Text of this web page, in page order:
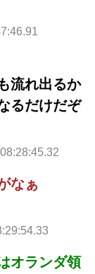
流れ出るか
るだけだぞ
なぁ
オランダ領